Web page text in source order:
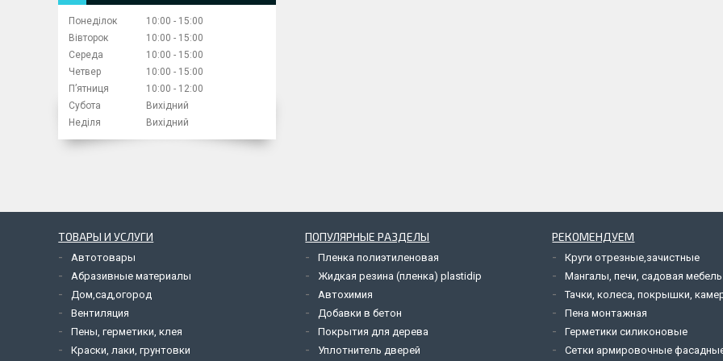
Понеділок 10:00
15:00
Вівторок
10:00
15:00
Середа
10:00
15:00
Четвер
10:00
15:00
Пʼятниця
10:00
12:00
Субота
Вихідний
Неділя
Вихідний
ТОВАРЫ И УСЛУГИ
Автотовары
Абразивные материалы
Дом,сад,огород
Вентиляция
Пены, герметики, клея
Краски, лаки, грунтовки
ПОПУЛЯРНЫЕ РАЗДЕЛЫ
Пленка полиэтиленовая
Жидкая резина (пленка) plastidip
Автохимия
Добавки в бетон
Покрытия для дерева
Уплотнитель дверей
РЕКОМЕНДУЕМ
Круги отрезные,зачистные
Мангалы, печи, садовая мебель
Тачки, колеса, покрышки,
Пена монтажная
Герметики силиконовые
Сетки армировочные